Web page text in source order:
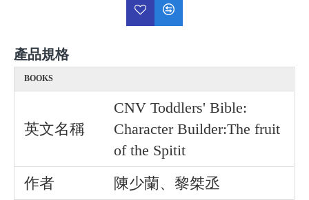
產品規格
BOOKS
英文名稱
CNV Toddlers' Bible:
Character Builder:The fruit
of the Spitit
作者
陳少蘭、黎桀丞